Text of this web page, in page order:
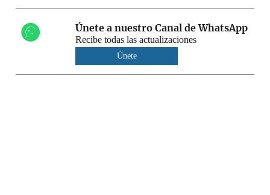
Únete a nuestro Canal de WhatsApp
Recibe todas las actualizaciones
Únete